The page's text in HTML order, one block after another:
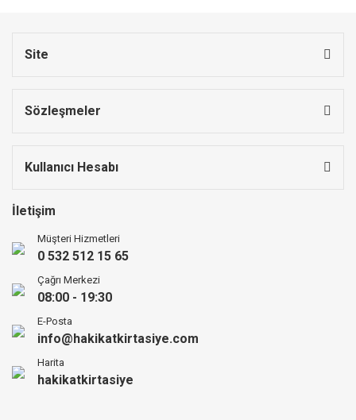
Site
Sözleşmeler
Kullanıcı Hesabı
İletişim
Müşteri Hizmetleri
0 532 512 15 65
Çağrı Merkezi
08:00 - 19:30
E-Posta
info@hakikatkirtasiye.com
Harita
hakikatkirtasiye